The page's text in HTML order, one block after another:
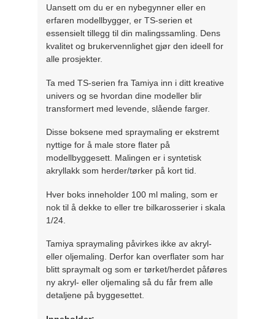
Uansett om du er en nybegynner eller en
erfaren modellbygger, er TS-serien et
essensielt tillegg til din malingssamling. Dens
kvalitet og brukervennlighet gjør den ideell for
alle prosjekter.
Ta med TS-serien fra Tamiya inn i ditt kreative
univers og se hvordan dine modeller blir
transformert med levende, slående farger.
Disse boksene med spraymaling er ekstremt
nyttige for å male store flater på
modellbyggesett. Malingen er i syntetisk
akryllakk som herder/tørker på kort tid.
Hver boks inneholder 100 ml maling, som er
nok til å dekke to eller tre bilkarosserier i skala
1/24.
Tamiya spraymaling påvirkes ikke av akryl-
eller oljemaling. Derfor kan overflater som har
blitt spraymalt og som er tørket/herdet påføres
ny akryl- eller oljemaling så du får frem alle
detaljene på byggesettet.